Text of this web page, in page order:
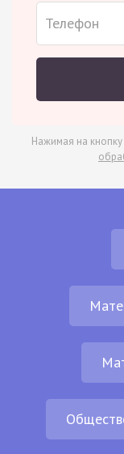
Нажимая на кнопку